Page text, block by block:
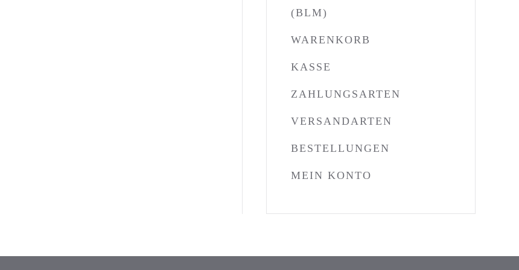
(BLM)
WARENKORB
KASSE
ZAHLUNGSARTEN
VERSANDARTEN
BESTELLUNGEN
MEIN KONTO